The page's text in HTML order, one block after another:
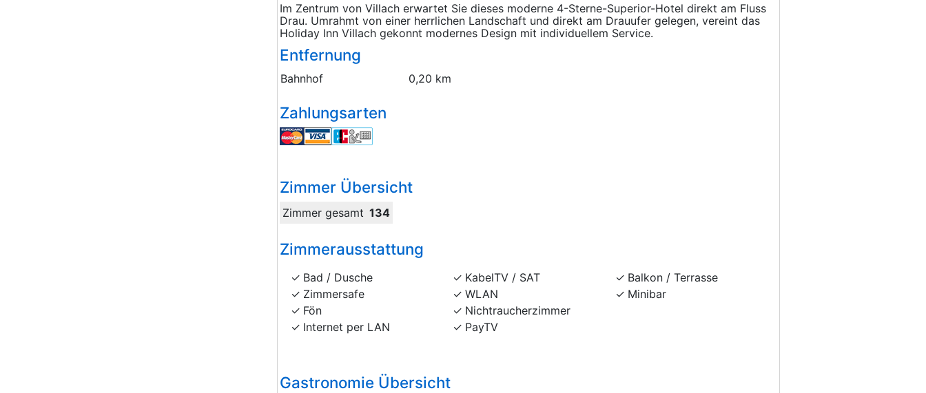
Im Zentrum von Villach erwartet Sie dieses moderne 4-Sterne-Superior-Hotel direkt am Fluss
Drau. Umrahmt von einer herrlichen Landschaft und direkt am Drauufer gelegen, vereint das
Holiday Inn Villach gekonnt modernes Design mit individuellem Service.
Entfernung
Bahnhof 0,20 km
Zahlungsarten
Zimmer Übersicht
Zimmer gesamt 134
Zimmerausstattung
Bad / Dusche
Zimmersafe
Fön
Internet per LAN
KabelTV / SAT
WLAN
Nichtraucherzimmer
PayTV
Balkon / Terrasse
Minibar
Gastronomie Übersicht